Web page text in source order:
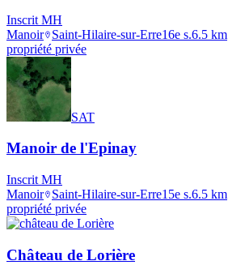
Inscrit MH
Manoir
Saint-Hilaire-sur-Erre16e s.6.5 km
propriété privée
SAT
Manoir de l'Epinay
Inscrit MH
Manoir
Saint-Hilaire-sur-Erre15e s.6.5 km
propriété privée
Château de Lorière